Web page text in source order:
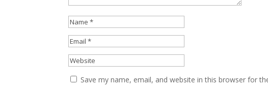
Save my name, email, and website in this browser for